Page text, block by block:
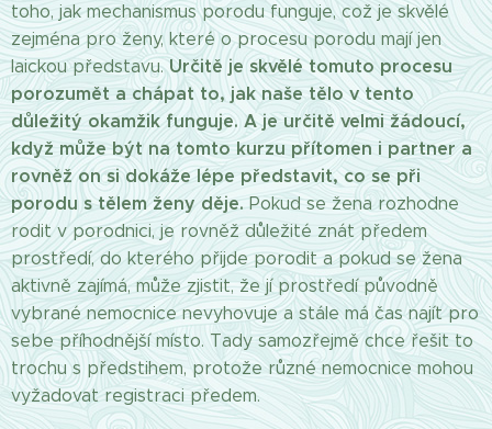
toho, jak mechanismus porodu funguje, což je skvělé
zejména pro ženy, které o procesu porodu mají jen
laickou představu.Určitě je skvělé tomuto procesu
porozumět a chápat to, jak naše tělo v tento
důležitý okamžik funguje. A je určitě velmi žádoucí,
když může být na tomto kurzu přítomen i partner a
rovněž on si dokáže lépe představit, co se při
porodu s tělem ženy děje.Pokud se žena rozhodne
rodit v porodnici, je rovněž důležité znát předem
prostředí, do kterého přijde porodit a pokud se žena
aktivně zajímá, může zjistit, že jí prostředí původně
vybrané nemocnice nevyhovuje a stále má čas najít pro
sebe příhodnější místo. Tady samozřejmě chce řešit to
trochu s předstihem, protože různé nemocnice mohou
vyžadovat registraci předem.